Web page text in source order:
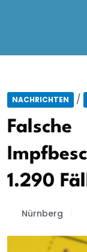
NACHRICHTEN /
Falsche
1.290
Nürnberg